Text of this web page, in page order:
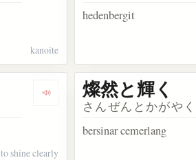
kanoite
hedenbergit
Dengarkan kosakata 冴え輝く
to shine clearly
燦然と輝く
さんぜんとかがやく
bersinar cemerlang